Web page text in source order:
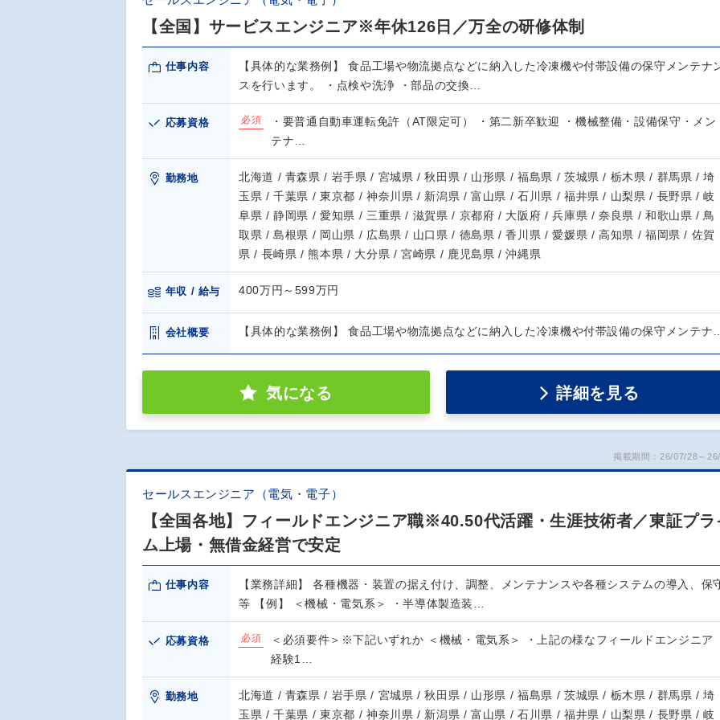
【全国】サービスエンジニア※年休126日／万全の研修体制
仕事内容
【具体的な業務例】 食品工場や物流拠点などに納入した冷凍機や付帯設備の保守メンテナ
スを行います。 ・点検や洗浄 ・部品の交換…
応募資格 必須
・要普通自動車運転免許（AT限定可） ・第二新卒歓迎 ・機械整備・設備保守・メン
テナ…
勤務地
北海道 / 青森県 / 岩手県 / 宮城県 / 秋田県 / 山形県 / 福島県 / 茨城県 / 栃木県 / 群馬県 / 埼
玉県 / 千葉県 / 東京都 / 神奈川県 / 新潟県 / 富山県 / 石川県 / 福井県 / 山梨県 / 長野県 / 岐
阜県 / 静岡県 / 愛知県 / 三重県 / 滋賀県 / 京都府 / 大阪府 / 兵庫県 / 奈良県 / 和歌山県 / 鳥
取県 / 島根県 / 岡山県 / 広島県 / 山口県 / 徳島県 / 香川県 / 愛媛県 / 高知県 / 福岡県 / 佐賀
県 / 長崎県 / 熊本県 / 大分県 / 宮崎県 / 鹿児島県 / 沖縄県
年収 / 給与 400万円～599万円
会社概要 【具体的な業務例】 食品工場や物流拠点などに納入した冷凍機や付帯設備の保守メンテ
気になる 詳細を見る
掲載期間：26/07/28～
セールスエンジニア（電気・電子）
【全国各地】フィールドエンジニア職※40.50代活躍・生涯技術者／東証プラ
ム上場・無借金経営で安定
仕事内容
【業務詳細】 各種機器・装置の据え付け、調整、メンテナンスや各種システムの導入、保
等 【例】 ＜機械・電気系＞ ・半導体製造装…
応募資格 必須
＜必須要件＞※下記いずれか ＜機械・電気系＞ ・上記の様なフィールドエンジニア
経験1…
勤務地
北海道 / 青森県 / 岩手県 / 宮城県 / 秋田県 / 山形県 / 福島県 / 茨城県 / 栃木県 / 群馬県 / 埼
玉県 / 千葉県 / 東京都 / 神奈川県 / 新潟県 / 富山県 / 石川県 / 福井県 / 山梨県 / 長野県 / 岐